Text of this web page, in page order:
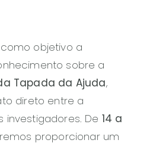
objetivo a
sobre a
Tapada da Ajuda,
direto entre a
investigadores. De 14 a
proporcionar um